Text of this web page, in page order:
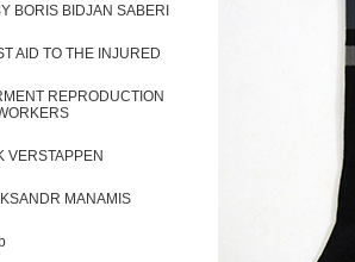
BORIS BIDJAN SABERI
AID TO THE INJURED
REPRODUCTION
VERSTAPPEN
MANAMIS